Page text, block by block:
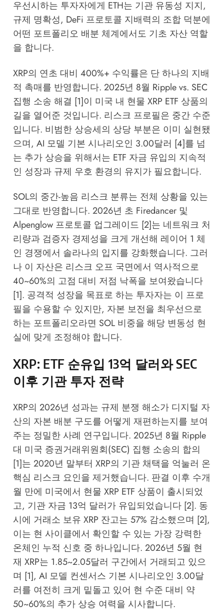
우선시하는 투자자에게 ETH는 기관 유동성 지지,
규제 명확성, DeFi 프로토콜 지배력의 조합 덕분에
어떤 포트폴리오 배분 체계에서도 기초 자산 역할
을 합니다.
XRP의 연초 대비 400%+ 수익률은 단 하나의 지배
적 촉매를 반영합니다. 2025년 8월 Ripple vs. SEC
집행 소송 해결 [1]이 미국 내 현물 XRP ETF 상품의
길을 열어준 것입니다. 리스크 프로필은 중간 수준
입니다. 비범한 상승세의 상당 부분은 이미 실현됐
으며, AI 모델 기본 시나리오인 3.00달러 [4]를 넘
는 추가 상승을 위해서는 ETF 자금 유입의 지속적
인 성장과 규제 우호 환경의 유지가 필요합니다.
SOL의 중간-높음 리스크 분류는 전체 상황을 있는
그대로 반영합니다. 2026년 초 Firedancer 및
Alpenglow 프로토콜 업그레이드 [2]는 네트워크 처
리량과 검증자 경제성을 크게 개선해 레이어 1 체
인 경쟁에서 솔라나의 입지를 강화했습니다. 그러
나 이 자산은 리스크 오프 국면에서 역사적으로
40~60%의 고점 대비 저점 낙폭을 보여왔습니다
[1]. 공격적 성장을 목표로 하는 투자자는 이 프로
필을 수용할 수 있지만, 자본 보전을 최우선으로
하는 포트폴리오라면 SOL 비중을 해당 변동성 현
실에 맞게 조정해야 합니다.
XRP: ETF 순유입 13억 달러와 SEC
이후 기관 투자 전략
XRP의 2026년 성과는 규제 분쟁 해소가 디지털 자
산의 자본 배분 구도를 어떻게 재편하는지를 보여
주는 정밀한 사례 연구입니다. 2025년 8월 Ripple
대 미국 증권거래위원회(SEC) 집행 소송의 합의
[1]는 2020년 말부터 XRP의 기관 채택을 억눌러 온
핵심 리스크 요인을 제거했습니다. 판결 이후 수개
월 만에 미국에서 현물 XRP ETF 상품이 출시되었
고, 기관 자금 13억 달러가 유입되었습니다 [2]. 동
시에 거래소 보유 XRP 잔고는 57% 감소했으며 [2],
이는 현 사이클에서 확인할 수 있는 가장 강력한
온체인 누적 신호 중 하나입니다. 2026년 5월 현
재 XRP는 1.85~2.05달러 구간에서 거래되고 있으
며 [1], AI 모델 컨센서스 기본 시나리오인 3.00달
러를 여전히 크게 밑돌고 있어 현 수준 대비 약
50~60%의 추가 상승 여력을 시사합니다.